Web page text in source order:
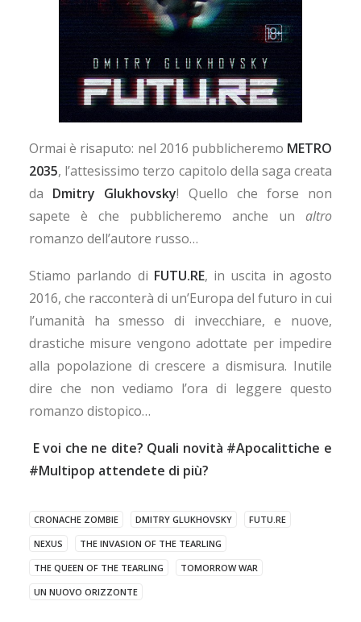
Ormai è risaputo: nel 2016 pubblicheremo METRO
2035, l’attesissimo terzo capitolo della saga creata
da Dmitry Glukhovsky! Quello che forse non
sapete è che pubblicheremo anche un altro
romanzo dell’autore russo…
Stiamo parlando di FUTU.RE, in uscita in agosto
2016, che racconterà di un’Europa del futuro in cui
l’umanità ha smesso di invecchiare, e nuove,
drastiche misure vengono adottate per impedire
alla popolazione di crescere a dismisura. Inutile
dire che non vediamo l’ora di leggere questo
romanzo distopico…
E voi che ne dite? Quali novità #Apocalittiche e
#Multipop attendete di più?
CRONACHE ZOMBIE DMITRY GLUKHOVSKY
FUTU.RE
NEXUS
THE INVASION OF THE TEARLING
THE QUEEN OF THE TEARLING
TOMORROW WAR
UN NUOVO ORIZZONTE